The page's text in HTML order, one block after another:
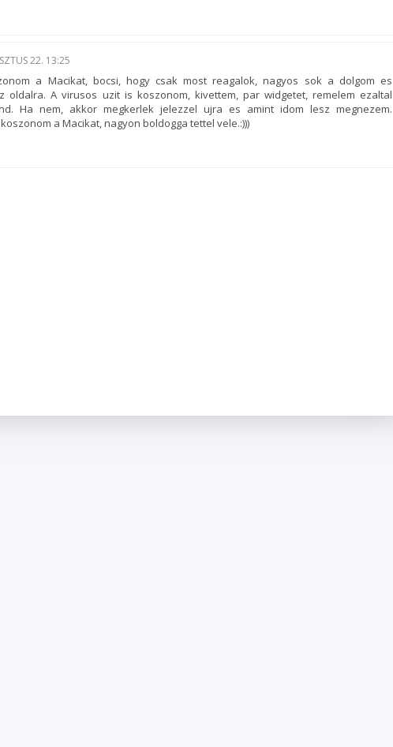
22. 13:25
a Macikat, bocsi, hogy csak most reagalok, nagyos sok a dolgom es
oldalra. A virusos uzit is koszonom, kivettem, par widgetet, remelem ezaltal
Ha nem, akkor megkerlek jelezzel ujra es amint idom lesz megnezem.
a Macikat, nagyon boldogga tettel vele.:)))